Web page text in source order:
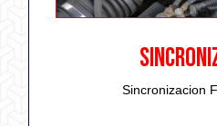
Sincronizacion